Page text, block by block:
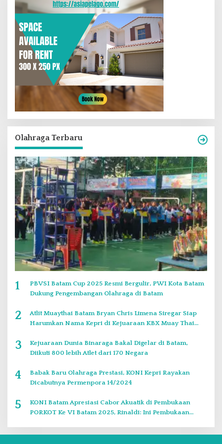
Olahraga Terbaru
1
PBVSI Batam Cup 2025 Resmi Bergulir, PWI Kota Batam
Dukung Pengembangan Olahraga di Batam
2
Atlit Muaythai Batam Bryan Chris Limena Siregar Siap
Harumkan Nama Kepri di Kejuaraan KBX Muay Thai
3
Kejuaraan Dunia Binaraga Bakal Digelar di Batam,
Diikuti 800 lebih Atlet dari 170 Negara
4
Babak Baru Olahraga Prestasi, KONI Kepri Rayakan
Dicabutnya Permenpora 14/2024
5
KONI Batam Apresiasi Cabor Akuatik di Pembukaan
PORKOT Ke VI Batam 2025, Rinaldi: Ini Pembukaan